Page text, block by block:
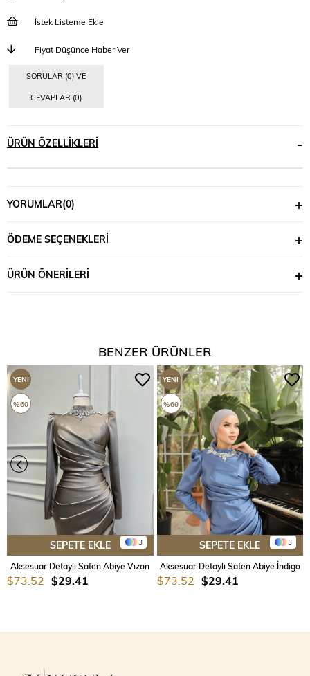
İstek Listeme Ekle
Fiyat Düşünce Haber Ver
SORULAR (0) VE
CEVAPLAR (0)
ÜRÜN ÖZELLIKLERI
YORUMLAR(0)
ÖDEME SEÇENEKLERI
ÜRÜN ÖNERILERI
BENZER ÜRÜNLER
3
SEPETE EKLE
Aksesuar Detaylı Saten Abiye Vizon
$29.41
$73.52
YENI
ÜRÜN
%60
3
SEPETE EKLE
Aksesuar Detaylı Saten Abiye İndigo
$29.41
$73.52
YENI
ÜRÜN
%60